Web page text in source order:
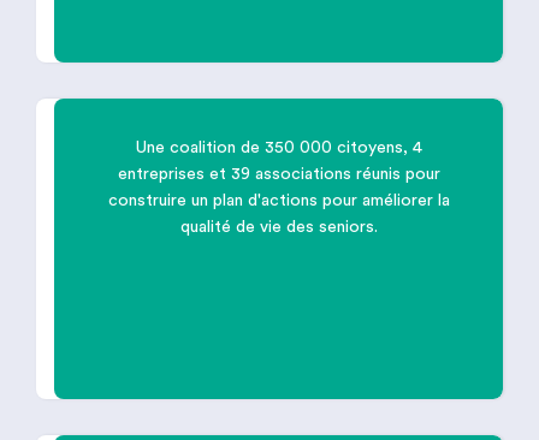

Une coalition de 350 000 citoyens, 4
entreprises et 39 associations réunis pour
construire un plan d'actions pour améliorer la
qualité de vie des seniors.